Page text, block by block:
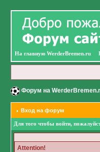
На главную WerderBremen.ru
Форум на
Вход на форум
Для того чтобы войти,
Attention!